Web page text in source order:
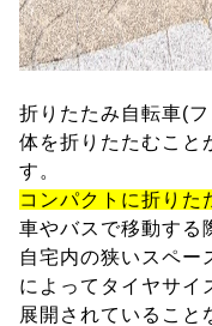
折りたたみ自転車(
体を折りたたむこと
す。
コンパクトに折りた
車やバスで移動する
自宅内の狭いスペー
によってタイヤサイ
展開されていること